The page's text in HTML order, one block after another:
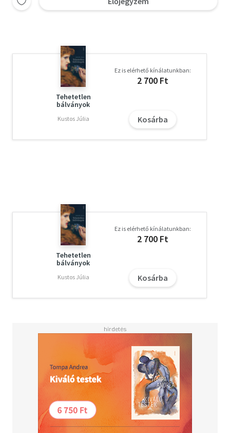
Tehetetlen
bálványok
Kustos Júlia
Ez is elérhető kínálatunkban:
2 700 Ft
Kosárba
Tehetetlen
bálványok
Kustos Júlia
Ez is elérhető kínálatunkban:
2 700 Ft
Kosárba